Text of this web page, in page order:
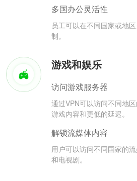
多国办公灵活性
员工可以在不同国家或地
制。
游戏和娱乐
访问游戏服务器
通过VPN可以访问不同地
游戏内容和更低的延迟。
解锁流媒体内容
用户可以访问不同国家的
和电视剧。